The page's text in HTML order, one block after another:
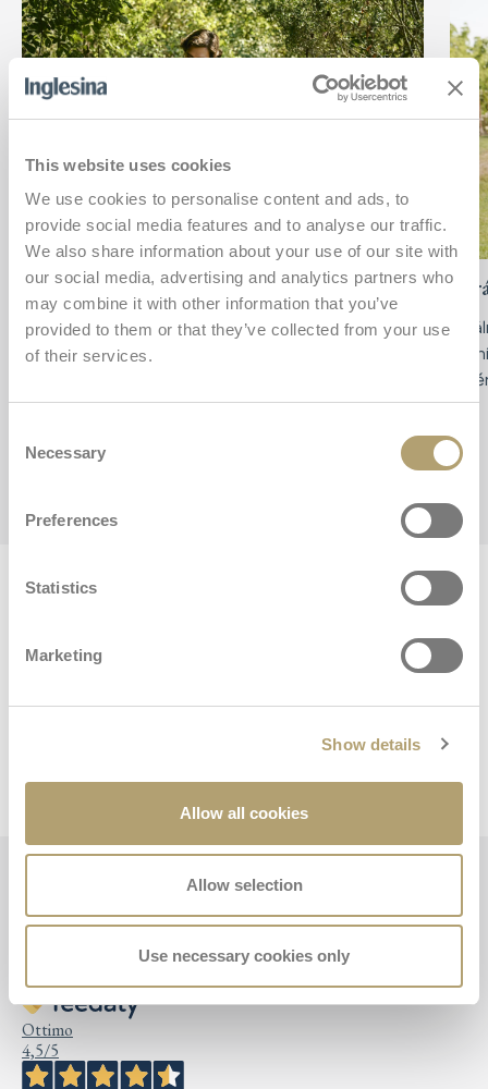
This website uses cookies
We use cookies to personalise content and ads, to
provide social media features and to analyse our traffic.
We also share information about your use of our site with
our social media, advertising and analytics partners who
may combine it with other information that you’ve
provided to them or that they’ve collected from your use
of their services.
Selection
Necessary
Preferences
Statistics
Marketing
Show details
Allow all cookies
Allow selection
Use necessary cookies only
Tváří v tvář s vaším miminkem
Nosítko Front je potažené měkkým gabardénem a
vybavené nastavitelnými popruhy pro plnou oporu
a snižuje únavu.
Stáhnout
Zde si můžete stáhnout doplňkový obsah k Přední
Recenze Přední
Ottimo
4,5/5